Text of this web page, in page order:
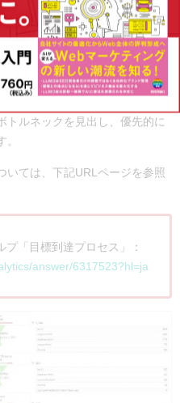
。たとえば、ECサイトの場合
とに目標到達プロセスを作成し
測できるようになり、訪問者が
トルネックを見出し、優先的に
ては、下記URLページを参照
プ「目標到達プロセス」：
answer/6317523?hl=ja